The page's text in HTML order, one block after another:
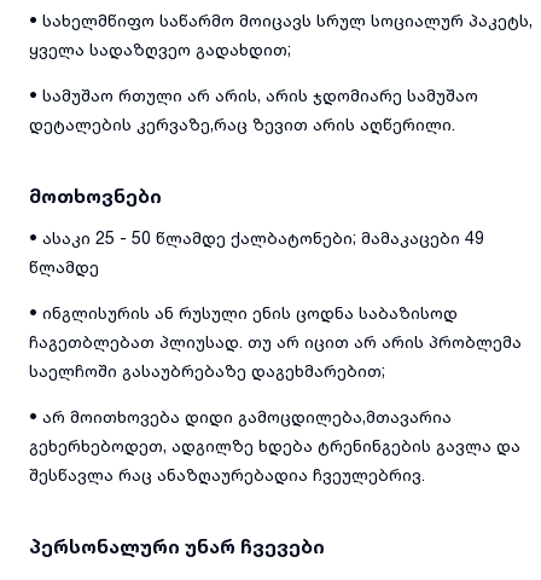
• სახელმწიფო საწარმო მოიცავს სრულ სოციალურ პაკეტს,
ყველა სადაზღვეო გადახდით;
• სამუშაო რთული არ არის, არის ჯდომიარე სამუშაო
დეტალების კერვაზე,რაც ზევით არის აღწერილი.
მოთხოვნები
• ასაკი 25 - 50 წლამდე ქალბატონები; მამაკაცები 49
წლამდე
• ინგლისურის ან რუსული ენის ცოდნა საბაზისოდ
ჩაგეთბლებათ პლიუსად. თუ არ იცით არ არის პრობლემა
საელჩოში გასაუბრებაზე დაგეხმარებით;
• არ მოითხოვება დიდი გამოცდილება,მთავარია
გეხერხებოდეთ, ადგილზე ხდება ტრენინგების გავლა და
შესწავლა რაც ანაზღაურებადია ჩვეულებრივ.
პერსონალური უნარ ჩვევები